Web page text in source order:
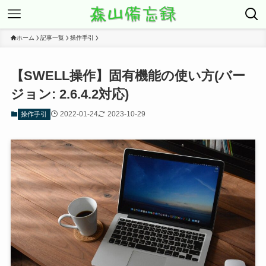
ホーム 記事一覧 操作手引
【SWELL操作】固有機能の使い方(バー
ジョン: 2.6.4.2対応)
操作手引 2022-01-24 2023-10-29